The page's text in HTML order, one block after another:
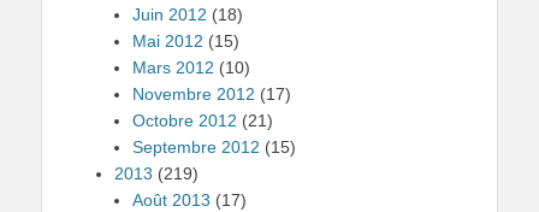
Juin 2012 (18)
Mai 2012 (15)
Mars 2012 (10)
Novembre 2012 (17)
Octobre 2012 (21)
Septembre 2012 (15)
2013 (219)
Août 2013 (17)